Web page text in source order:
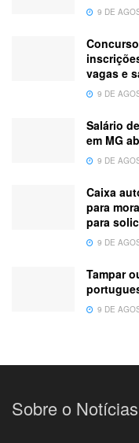
9 DE
vagas e
9 DE
Salário
em MG
9 DE
Caixa
para
para
9 DE
Tampar
9 DE
Sobre o